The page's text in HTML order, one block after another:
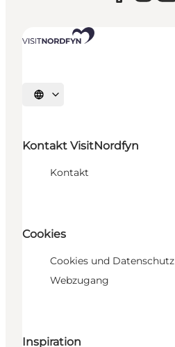
Sprache auswählen
Kontakt VisitNordfyn
Kontakt
Cookies
Cookies und Datenschutz
Webzugang
Inspiration